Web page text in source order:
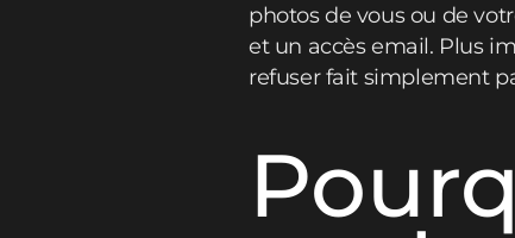
photos de vous ou de
et un accès email. Plus
refuser fait simplement